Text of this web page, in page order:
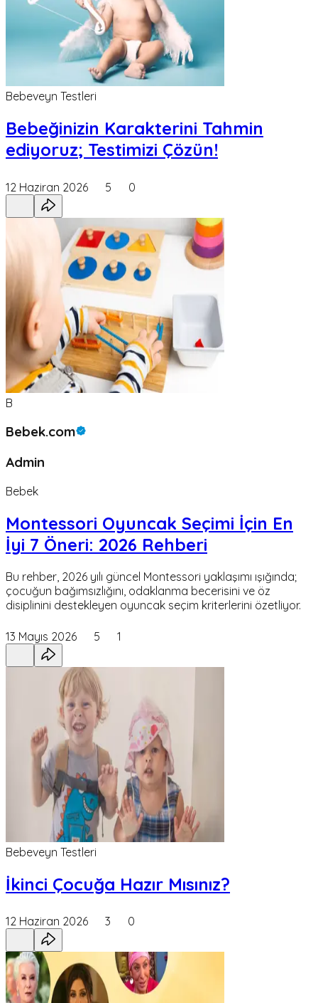
Bebeveyn Testleri
Bebeğinizin Karakterini Tahmin
ediyoruz; Testimizi Çözün!
12 Haziran 2026 5 0
B
Bebek.com
Admin
Bebek
Montessori Oyuncak Seçimi İçin En
İyi 7 Öneri: 2026 Rehberi
Bu rehber, 2026 yılı güncel Montessori yaklaşımı ışığında;
çocuğun bağımsızlığını, odaklanma becerisini ve öz
disiplinini destekleyen oyuncak seçim kriterlerini özetliyor.
13 Mayıs 2026 5 1
Bebeveyn Testleri
İkinci Çocuğa Hazır Mısınız?
12 Haziran 2026 3 0